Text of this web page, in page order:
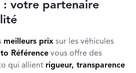
: votre partenaire
meilleurs prix sur les véhicules
Référence vous offre des
qui allient rigueur, transparence